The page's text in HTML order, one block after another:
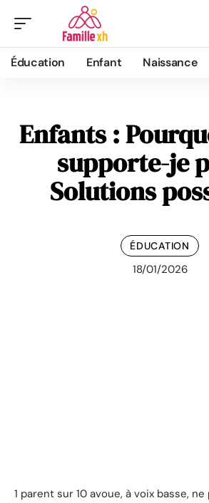
Éducation Enfant Naissance
Enfants :
supporte-je
Solutions
ÉDUCATION
18/01/2026
1 parent sur 10 avoue, à voix basse,